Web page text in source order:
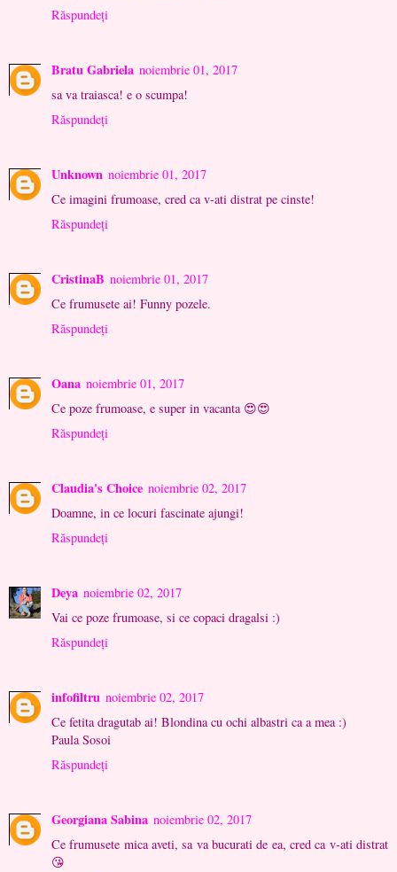
Răspundeți
Bratu Gabriela noiembrie 01, 2017
sa va traiasca! e o scumpa!
Răspundeți
Unknown noiembrie 01, 2017
Ce imagini frumoase, cred ca v-ati distrat pe cinste!
Răspundeți
CristinaB noiembrie 01, 2017
Ce frumusete ai! Funny pozele.
Răspundeți
Oana noiembrie 01, 2017
Ce poze frumoase, e super in vacanta 😍😍
Răspundeți
Claudia's Choice noiembrie 02, 2017
Doamne, in ce locuri fascinate ajungi!
Răspundeți
Deya noiembrie 02, 2017
Vai ce poze frumoase, si ce copaci dragalsi :)
Răspundeți
infofiltru noiembrie 02, 2017
Ce fetita dragutab ai! Blondina cu ochi albastri ca a mea :)
Paula Sosoi
Răspundeți
Georgiana Sabina noiembrie 02, 2017
Ce frumusete mica aveti, sa va bucurati de ea, cred ca v-ati distrat
😘